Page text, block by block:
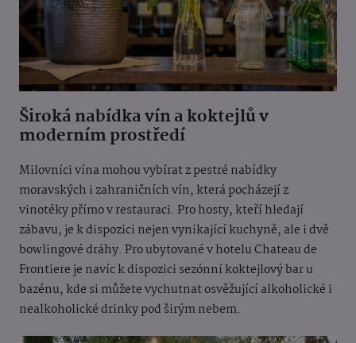
Široká nabídka vín a koktejlů v
moderním prostředí
Milovníci vína mohou vybírat z pestré nabídky
moravských i zahraničních vín, která pocházejí z
vinotéky přímo v restauraci. Pro hosty, kteří hledají
zábavu, je k dispozici nejen vynikající kuchyně, ale i dvě
bowlingové dráhy. Pro ubytované v hotelu Chateau de
Frontiere je navíc k dispozici sezónní koktejlový bar u
bazénu, kde si můžete vychutnat osvěžující alkoholické i
nealkoholické drinky pod širým nebem.